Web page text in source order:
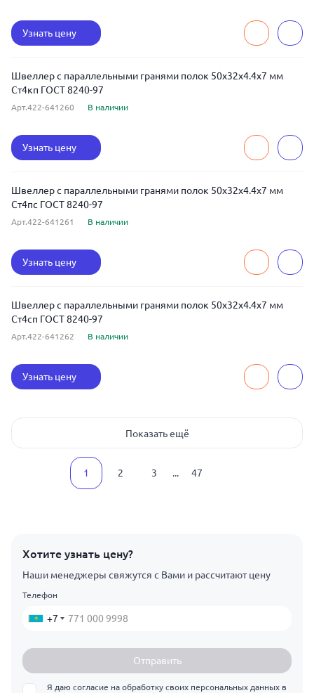
Узнать цену
Швеллер с параллельными гранями полок 50x32x4.4x7 мм
Ст4кп ГОСТ 8240-97
Арт.422-641260 В наличии
Узнать цену
Швеллер с параллельными гранями полок 50x32x4.4x7 мм
Ст4пс ГОСТ 8240-97
Арт.422-641261 В наличии
Узнать цену
Швеллер с параллельными гранями полок 50x32x4.4x7 мм
Ст4сп ГОСТ 8240-97
Арт.422-641262 В наличии
Узнать цену
Показать ещё
1 2 3 ... 47
Хотите узнать цену?
Наши менеджеры свяжутся с Вами и рассчитают цену
Телефон
+7
Отправить
Я даю согласие на обработку своих персональных данных в